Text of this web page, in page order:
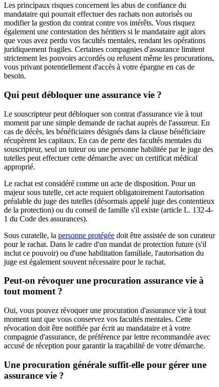
Les principaux risques concernent les abus de confiance du
mandataire qui pourrait effectuer des rachats non autorisés ou
modifier la gestion du contrat contre vos intérêts. Vous risquez
également une contestation des héritiers si le mandataire agit alors
que vous avez perdu vos facultés mentales, rendant les opérations
juridiquement fragiles. Certaines compagnies d'assurance limitent
strictement les pouvoirs accordés ou refusent même les procurations,
vous privant potentiellement d'accès à votre épargne en cas de
besoin.
Qui peut débloquer une assurance vie ?
Le souscripteur peut débloquer son contrat d'assurance vie à tout
moment par une simple demande de rachat auprès de l'assureur. En
cas de décès, les bénéficiaires désignés dans la clause bénéficiaire
récupèrent les capitaux. En cas de perte des facultés mentales du
souscripteur, seul un tuteur ou une personne habilitée par le juge des
tutelles peut effectuer cette démarche avec un certificat médical
approprié.
Le rachat est considéré comme un acte de disposition. Pour un
majeur sous tutelle, cet acte requiert obligatoirement l'autorisation
préalable du juge des tutelles (désormais appelé juge des contentieux
de la protection) ou du conseil de famille s'il existe (article L. 132-4-
1 du Code des assurances).
Sous curatelle, la personne protégée doit être assistée de son curateur
pour le rachat. Dans le cadre d'un mandat de protection future (s'il
inclut ce pouvoir) ou d'une habilitation familiale, l'autorisation du
juge est également souvent nécessaire pour le rachat.
Peut-on révoquer une procuration assurance vie à
tout moment ?
Oui, vous pouvez révoquer une procuration d'assurance vie à tout
moment tant que vous conservez vos facultés mentales. Cette
révocation doit être notifiée par écrit au mandataire et à votre
compagnie d'assurance, de préférence par lettre recommandée avec
accusé de réception pour garantir la traçabilité de votre démarche.
Une procuration générale suffit-elle pour gérer une
assurance vie ?